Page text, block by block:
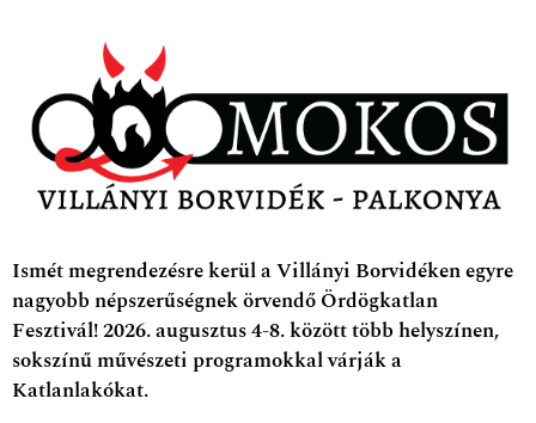
Ismét megrendezésre kerül a Villányi Borvidéken egyre
nagyobb népszerűségnek örvendő Ördögkatlan
Fesztivál! 2026. augusztus 4-8. között több helyszínen,
sokszínű művészeti programokkal várják a
Katlanlakókat.